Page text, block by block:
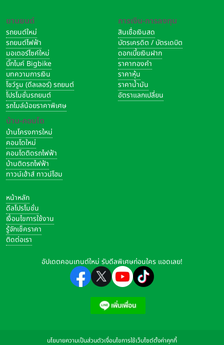
ยานยนต์
รถยนต์ใหม่
รถยนต์ไฟฟ้า
มอเตอร์ไซค์ใหม่
บิ๊กไบค์ Bigbike
บทความการเงิน
โชว์รูม (ดีลเลอร์) รถยนต์
โปรโมชั่นรถยนต์
รถไมล์น้อยราคาพิเศษ
บ้าน-คอนโด
บ้านโครงการใหม่
คอนโดใหม่
คอนโดติดรถไฟฟ้า
บ้านติดรถไฟฟ้า
ทาวน์เฮ้าส์ ทาวน์โฮม
การเงิน-การลงทุน
สินเชื่อเงินสด
บัตรเครดิต / บัตรเดบิต
ดอกเบี้ยเงินฝาก
ราคาทองคำ
ราคาหุ้น
ราคาน้ำมัน
อัตราแลกเปลี่ยน
หน้าหลัก
ดีลโปรโมชั่น
เงื่อนไขการใช้งาน
รู้จักเช็คราคา
ติดต่อเรา
อัปเดตคอนเทนต์ใหม่ รับดีลพิเศษก่อนใคร แอดเลย!
นโยบายความเป็นส่วนตัวเงื่อนไขการใช้เว็บไซต์ตั้งค่าคุกกี้